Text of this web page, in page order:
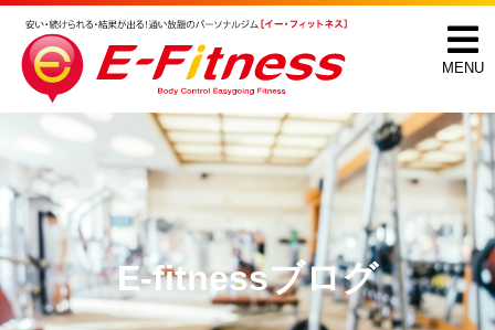
MENU
E-fitnessブログ